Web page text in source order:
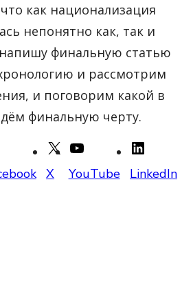
как национализация
непонятно как, так и
финальную статью
и рассмотрим
и поговорим какой в
финальную черту.
X YouTube LinkedIn